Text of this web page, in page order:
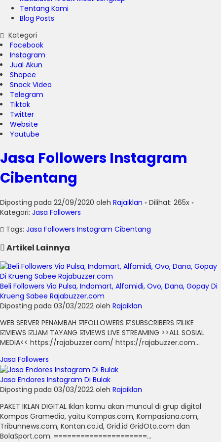
Tentang Kami
Blog Posts
Kategori
Facebook
Instagram
Jual Akun
Shopee
Snack Video
Telegram
Tiktok
Twitter
Website
Youtube
Jasa Followers Instagram
Cibentang
Diposting pada 22/09/2020 oleh Rajaiklan ◦ Dilihat: 265x ◦
Kategori: Jasa Followers
Tags: Jasa Followers Instagram Cibentang
Artikel Lainnya
Beli Followers Via Pulsa, Indomart, Alfamidi, Ovo, Dana, Gopay Di
Krueng Sabee Rajabuzzer.com
Diposting pada 03/03/2022 oleh Rajaiklan
WEB SERVER PENAMBAH ☑️FOLLOWERS ☑️SUBSCRIBERS ☑️LIKE
☑️VIEWS ☑️JAM TAYANG ☑️VIEWS LIVE STREAMING >>ALL SOSIAL
MEDIA<< https://rajabuzzer.com/ https://rajabuzzer.com...
Jasa Followers
Jasa Endores Instagram Di Bulak
Diposting pada 03/03/2022 oleh Rajaiklan
PAKET IKLAN DIGITAL Iklan kamu akan muncul di grup digital
Kompas Gramedia, yaitu Kompas.com, Kompasiana.com,
Tribunnews.com, Kontan.co.id, Grid.id GridOto.com dan
BolaSport.com. =====================...